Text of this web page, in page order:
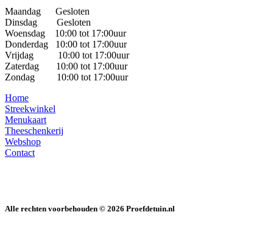
Maandag Gesloten
Dinsdag Gesloten
Woensdag 10:00 tot 17:00uur
Donderdag 10:00 tot 17:00uur
Vrijdag 10:00 tot 17:00uur
Zaterdag 10:00 tot 17:00uur
Zondag 10:00 tot 17:00uur
Home
Streekwinkel
Menukaart
Theeschenkerij
Webshop
Contact
Alle rechten voorbehouden © 2026 Proefdetuin.nl